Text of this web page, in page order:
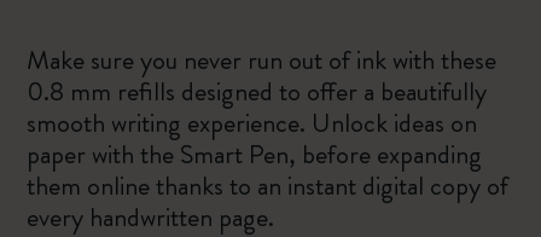
Make sure you never run out of ink with these
0.8 mm refills designed to offer a beautifully
smooth writing experience. Unlock ideas on
paper with the Smart Pen, before expanding
them online thanks to an instant digital copy of
every handwritten page.